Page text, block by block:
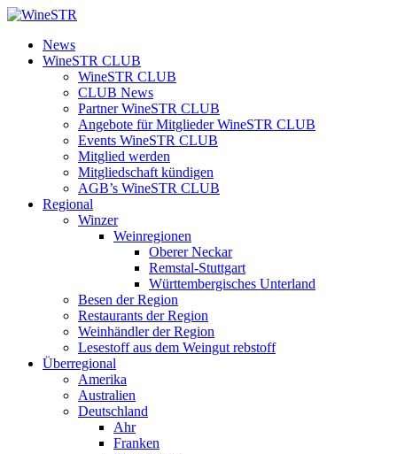
Zum
springen
WineSTR
News
WineSTR CLUB
WineSTR CLUB
CLUB News
Partner WineSTR CLUB
Angebote für Mitglieder WineSTR CLUB
Events WineSTR CLUB
Mitglied werden
Mitgliedschaft kündigen
AGB’s WineSTR CLUB
Regional
Winzer
Weinregionen
Oberer Neckar
Remstal-Stuttgart
Württembergisches Unterland
Besen der Region
Restaurants der Region
Weinhändler der Region
Lesestoff aus dem Weingut rebstoff
Überregional
Amerika
Australien
Deutschland
Ahr
Franken